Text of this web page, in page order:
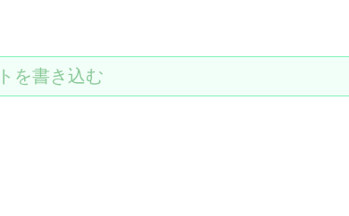
を書き込む